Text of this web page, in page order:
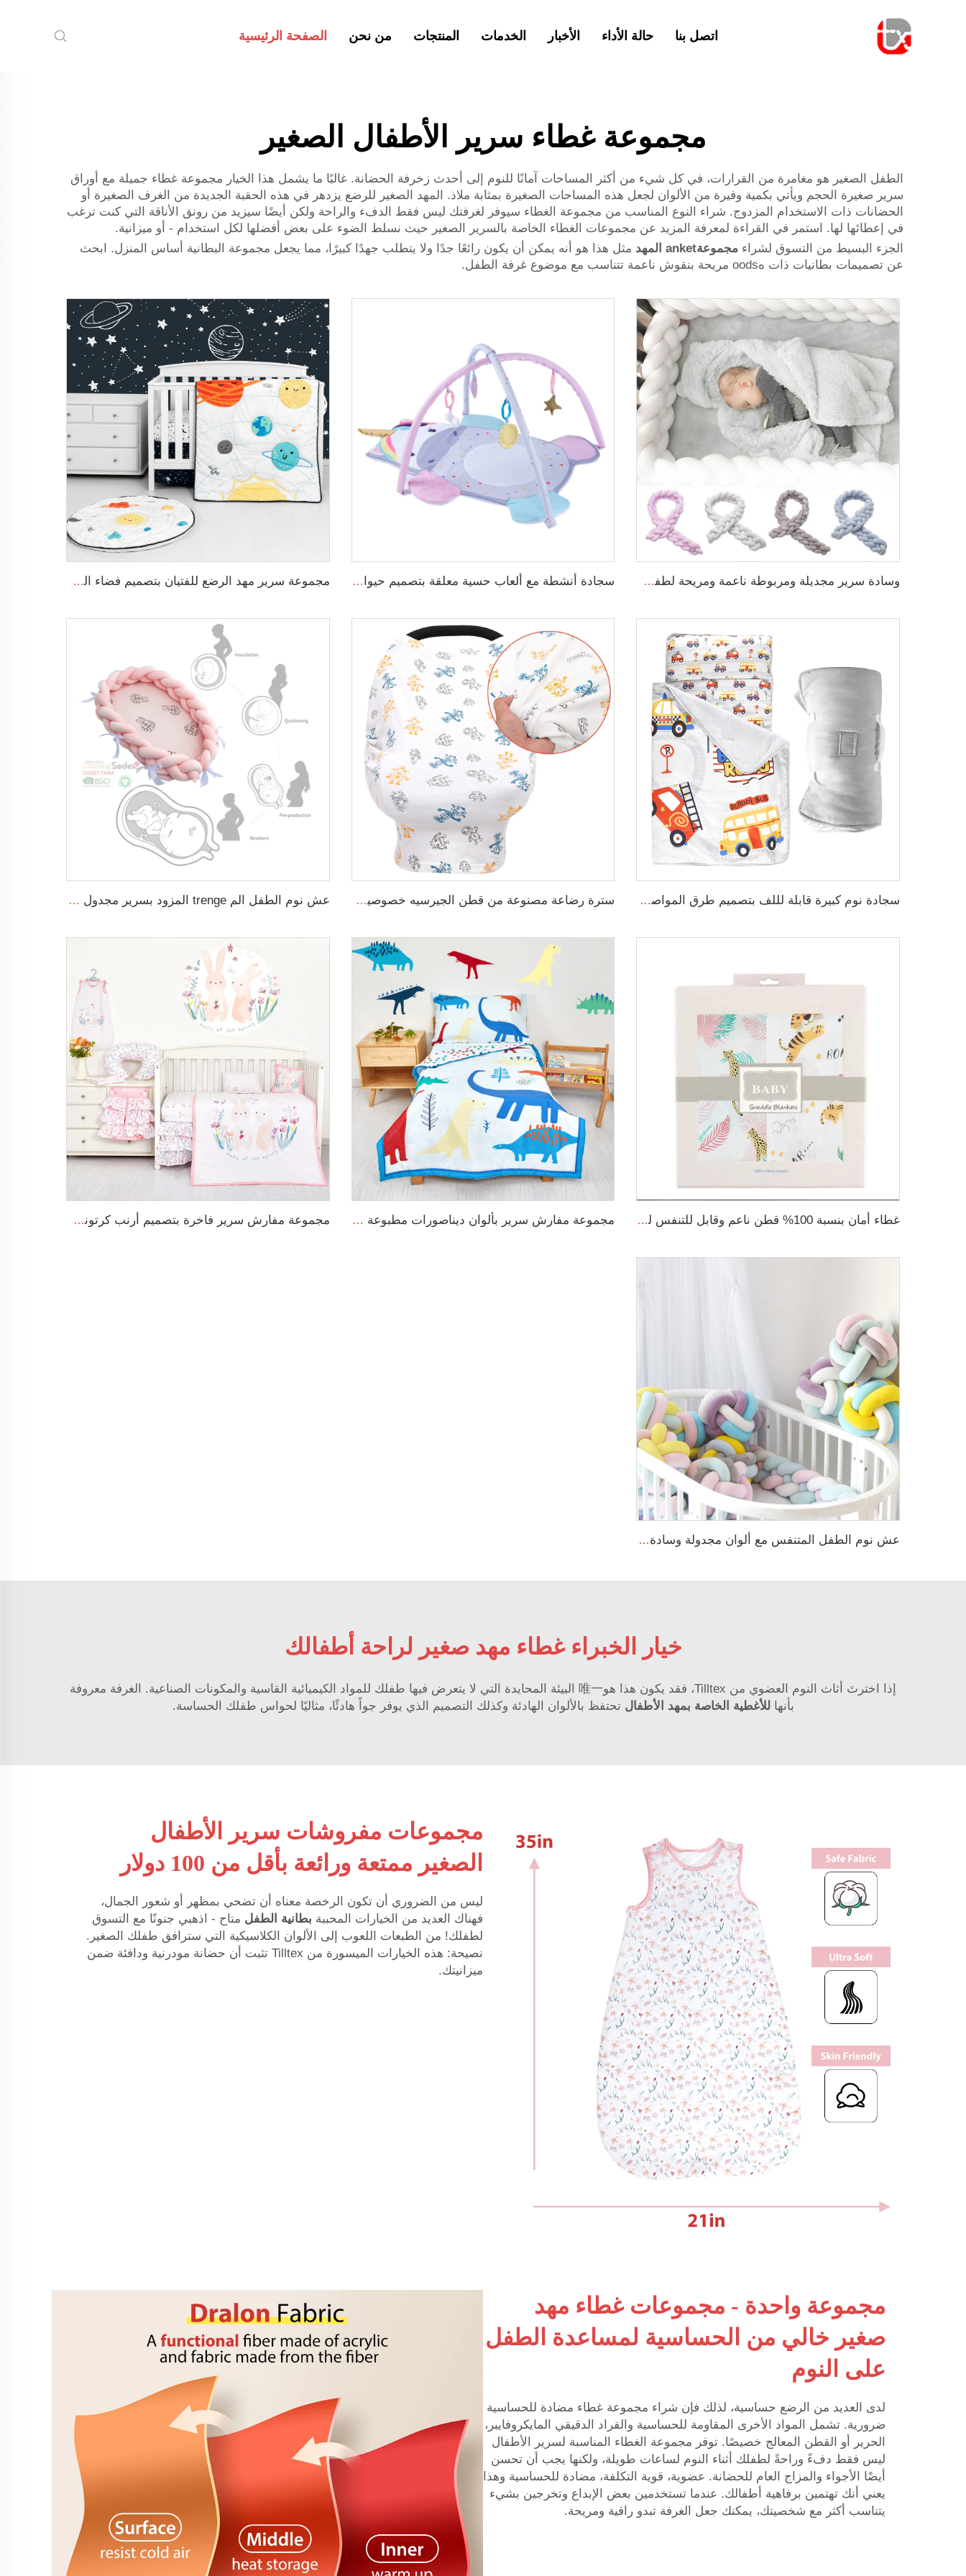
الصفحة الرئيسية من نحن المنتجات الخدمات الأخبار حالة الأداء اتصل بنا
مجموعة غطاء سرير الأطفال الصغير
الطفل الصغير هو مغامرة من القرارات، في كل شيء من أكثر المساحات آمانًا للنوم إلى أحدث زخرفة الحضانة. غالبًا ما يشمل هذا الخيار مجموعة غطاء جميلة مع أوراق
سرير صغيرة الحجم ويأتي بكمية وفيرة من الألوان لجعل هذه المساحات الصغيرة بمثابة ملاذ. المهد الصغير للرضع يزدهر في هذه الحقبة الجديدة من الغرف الصغيرة أو
الحضانات ذات الاستخدام المزدوج. شراء النوع المناسب من مجموعة الغطاء سيوفر لغرفتك ليس فقط الدفء والراحة ولكن أيضًا سيزيد من رونق الأناقة التي كنت ترغب
في إعطائها لها. استمر في القراءة لمعرفة المزيد عن مجموعات الغطاء الخاصة بالسرير الصغير حيث نسلط الضوء على بعض أفضلها لكل استخدام - أو ميزانية.
الجزء البسيط من التسوق لشراء مجموعةanket المهد
مثل هذا هو أنه يمكن أن يكون رائعًا جدًا ولا يتطلب جهدًا كبيرًا، مما يجعل مجموعة البطانية أساس المنزل. ابحث
عن تصميمات بطانيات ذات هoods مريحة بنقوش ناعمة تتناسب مع موضوع غرفة الطفل.
وسادة سرير مجديلة ومربوطة ناعمة ومريحة لطفل صغير يناسب عش النوم للمواليد الجدد سجادة أنشطة مع ألعاب حسية معلقة بتصميم حيوانات لتمارين البطن للأطفال مجموعة سرير مهد الرضع للفتيان بتصميم فضاء الكارتون مجموعة سرير مهد 3 قطع لمهد الطفل ديكور غرفة نوم الأطفال
سجادة نوم كبيرة قابلة لللف بتصميم طرق المواصلات مع وسادة وغطاء قابل للإزالة سترة رضاعة مصنوعة من قطن الجيرسيه خصوصية 360 درجة ناعمة للغاية للرضاعة الطبيعية عش نوم الطفل الم trenge المزود بسرير مجدول ناعم مناسب للأطفال حديثي الولادة قابل للنقل
غطاء أمان بنسبة 100% قطن ناعم وقابل للتنفس للف حديثي الولادة مجموعة مفارش سرير بألوان ديناصورات مطبوعة للأولاد مجموعة مفارش سرير فاخرة بتصميم أرنب كرتوني للأطفال حديثي الولادة، خاصة بالفتيات
عش نوم الطفل المتنفس مع ألوان مجدولة وسادة سرير آمنة للطفل
خيار الخبراء غطاء مهد صغير لراحة أطفالك
إذا اخترتَ أثاث النوم العضوي من Tilltex، فقد يكون هذا هو唯一 البيئة المحايدة التي لا يتعرض فيها طفلك للمواد الكيميائية القاسية والمكونات الصناعية. الغرفة معروفة
بأنهاللأغطية الخاصة بمهد الأطفال تحتفظ بالألوان الهادئة وكذلك التصميم الذي يوفر جواً هادئًا، مثاليًا لحواس طفلك الحساسة.
مجموعات مفروشات سرير الأطفال
الصغير ممتعة ورائعة بأقل من 100 دولار
ليس من الضروري أن تكون الرخصة معناه أن تضحي بمظهر أو شعور الجمال،
فهناك العديد من الخيارات المحببة بطانية الطفل متاح - اذهبي جنونًا مع التسوق
لطفلك! من الطبعات اللعوب إلى الألوان الكلاسيكية التي سترافق طفلك الصغير.
نصيحة: هذه الخيارات الميسورة من Tilltex تثبت أن حضانة مودرنية ودافئة ضمن
ميزانيتك.
مجموعة واحدة - مجموعات غطاء مهد
صغير خالي من الحساسية لمساعدة الطفل
على النوم
لدى العديد من الرضع حساسية، لذلك فإن شراء مجموعة غطاء مضادة للحساسية
ضرورية. تشمل المواد الأخرى المقاومة للحساسية والقراد الدقيقي المايكروفايبر،
الحرير أو القطن المعالج خصيصًا. توفر مجموعة الغطاء المناسبة لسرير الأطفال
ليس فقط دفءً وراحةً لطفلك أثناء النوم لساعات طويلة، ولكنها يجب أن تحسن
أيضًا الأجواء والمزاج العام للحضانة. عضوية، قوية التكلفة، مضادة للحساسية وهذا
يعني أنك تهتمين برفاهية أطفالك. عندما تستخدمين بعض الإبداع وتخرجين بشيء
يتناسب أكثر مع شخصيتك، يمكنك جعل الغرفة تبدو راقية ومريحة.